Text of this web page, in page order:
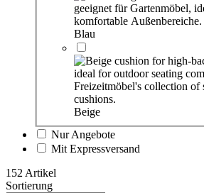
Blau
Beige
Nur Angebote
Mit Expressversand
152 Artikel
Sortierung